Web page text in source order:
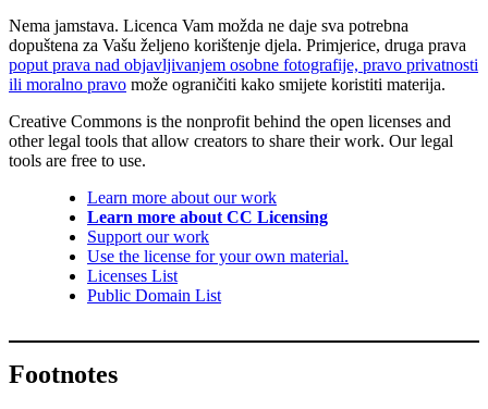
Nema jamstava. Licenca Vam možda ne daje sva potrebna
dopuštena za Vašu željeno korištenje djela. Primjerice, druga prava
poput prava nad objavljivanjem osobne fotografije, pravo privatnosti
ili moralno pravo može ograničiti kako smijete koristiti materija.
Creative Commons is the nonprofit behind the open licenses and
other legal tools that allow creators to share their work. Our legal
tools are free to use.
Learn more about our work
Learn more about CC Licensing
Support our work
Use the license for your own material.
Licenses List
Public Domain List
Footnotes